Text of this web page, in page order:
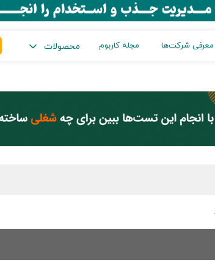
معرفی شرکت‌ها مجله کاربوم محصولات